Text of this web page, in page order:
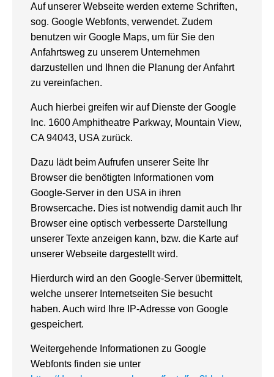
Auf unserer Webseite werden externe Schriften,
sog. Google Webfonts, verwendet. Zudem
benutzen wir Google Maps, um für Sie den
Anfahrtsweg zu unserem Unternehmen
darzustellen und Ihnen die Planung der Anfahrt
zu vereinfachen.
Auch hierbei greifen wir auf Dienste der Google
Inc. 1600 Amphitheatre Parkway, Mountain View,
CA 94043, USA zurück.
Dazu lädt beim Aufrufen unserer Seite Ihr
Browser die benötigten Informationen vom
Google-Server in den USA in ihren
Browsercache. Dies ist notwendig damit auch Ihr
Browser eine optisch verbesserte Darstellung
unserer Texte anzeigen kann, bzw. die Karte auf
unserer Webseite dargestellt wird.
Hierdurch wird an den Google-Server übermittelt,
welche unserer Internetseiten Sie besucht
haben. Auch wird Ihre IP-Adresse von Google
gespeichert.
Weitergehende Informationen zu Google
Webfonts finden sie unter